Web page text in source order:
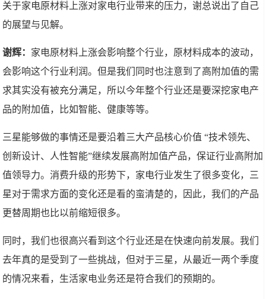
关于家电原材料上涨对家电行业带来的压力，谢总说出了自己
的展望与见解。
谢辉： 家电原材料上涨会影响整个行业，原材料成本的波动，
会影响这个行业利润。但是我们同时也注意到了高附加值的需
求其实没有被充分满足，所以今年整个行业还是要深挖家电产
品的附加值，比如智能、健康等等。
三星能够做的事情还是要沿着三大产品核心价值 “技术领先、
创新设计、人性智能”继续发展高附加值产品，保证行业高附加
值领导力。消费升级的形势下，家电行业发生了很多变化，三
星对于需求方面的变化还是看的蛮清楚的，因此，我们的产品
更替周期也比以前缩短很多。
同时，我们也很高兴看到这个行业还是在快速向前发展。我们
去年真的是受到了一些挑战，但对于三星，从最近一两个季度
的情况来看，生活家电业务还是符合我们的预期的。